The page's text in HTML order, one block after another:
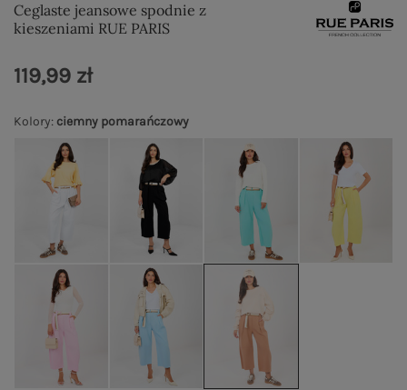
Ceglaste jeansowe spodnie z
kieszeniami RUE PARIS
Kolory: ciemny pomarańczowy
119,99 zł